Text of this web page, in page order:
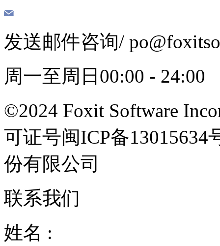
发送邮件咨询/
周一至周日00:00 - 24:00
©2024 Foxit Software
可证号闽ICP备
份有限公司
联系我们
姓名 :